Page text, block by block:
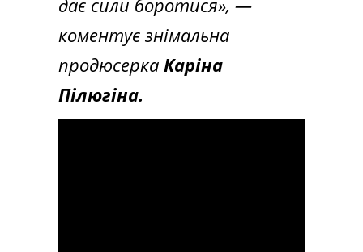
коментує знімальна
продюсерка ​​Каріна
Пілюгіна.